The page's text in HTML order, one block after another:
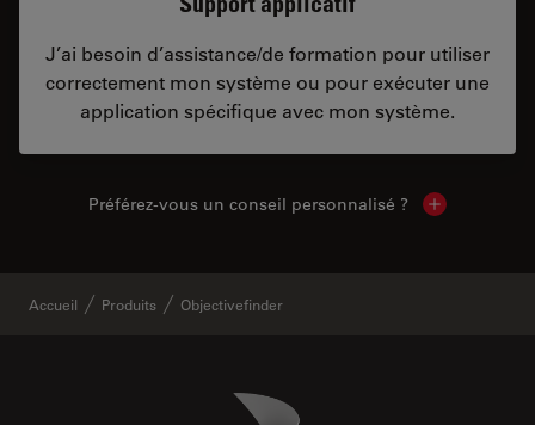
J’ai besoin d’assistance/de formation pour utiliser
correctement mon système ou pour exécuter une
application spécifique avec mon système.
Préférez-vous un conseil personnalisé ? Show local
Accueil Produits Objectivefinder
Danaher Logo